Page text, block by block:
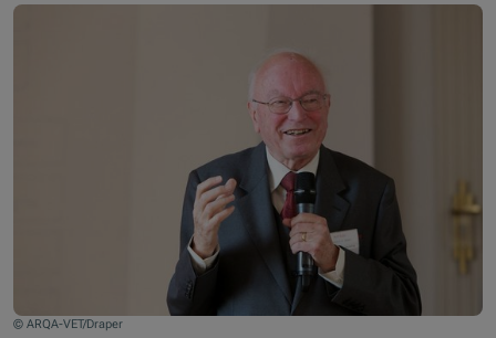
© ARQA-VET/Draper